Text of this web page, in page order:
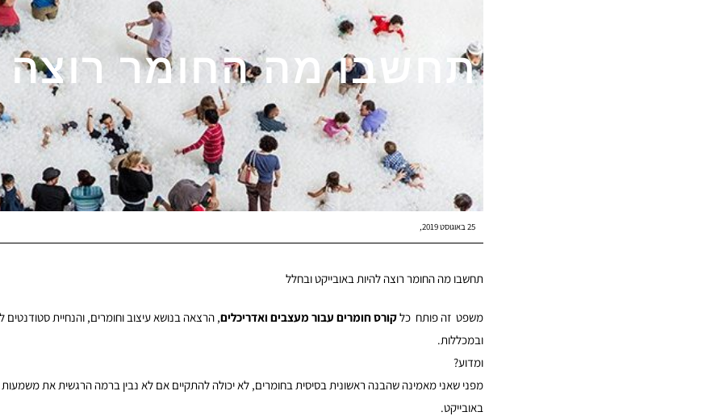
תחשבו מה החומר רוצה
25 באוגוסט 2019
תחשבו מה החומר רוצה להיות באובייקט ובחלל
משפט זה פותח כלקורס חומרים עבור מעצבים ואדריכלים, הרצאה בנושא עיצוב וחומרים, והנחיית
ובמכללות.
ומדוע?
מפני שאני מאמינה שהבנה ראשונית בסיסית בחומרים, לא יכולה להתקיים אם לא נבין ברמה הרגשית את
באובייקט.